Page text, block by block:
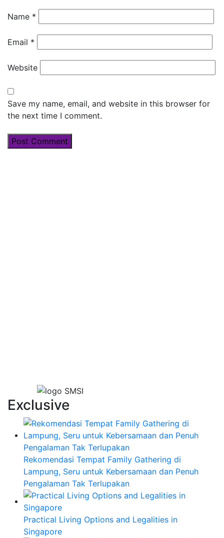
Name *
Email *
Website
Save my name, email, and website in this browser for
the next time I comment.
Exclusive
Rekomendasi Tempat Family Gathering di
Lampung, Seru untuk Kebersamaan dan Penuh
Pengalaman Tak Terlupakan
Practical Living Options and Legalities in
Singapore